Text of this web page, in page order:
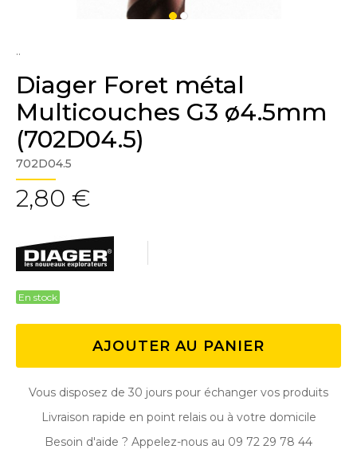
..
Diager Foret métal
Multicouches G3 ø4.5mm
(702D04.5)
702D04.5
2,80 €
En stock
AJOUTER AU PANIER
Vous disposez de 30 jours pour échanger vos produits
Livraison rapide en point relais ou à votre domicile
Besoin d'aide ? Appelez-nous au 09 72 29 78 44